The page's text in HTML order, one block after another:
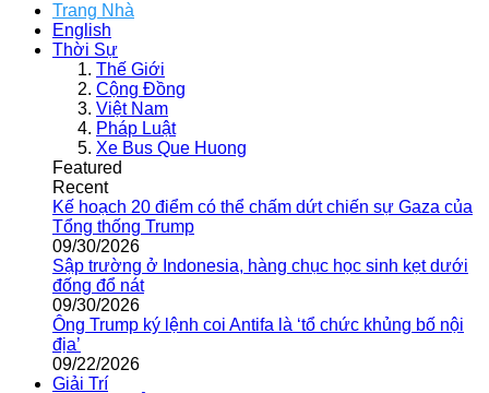
Trang Nhà
English
Thời Sự
Thế Giới
Cộng Đồng
Việt Nam
Pháp Luật
Xe Bus Que Huong
Featured
Recent
Kế hoạch 20 điểm có thể chấm dứt chiến sự Gaza của
Tổng thống Trump
09/30/2026
Sập trường ở Indonesia, hàng chục học sinh kẹt dưới
đống đổ nát
09/30/2026
Ông Trump ký lệnh coi Antifa là ‘tổ chức khủng bố nội
địa’
09/22/2026
Giải Trí